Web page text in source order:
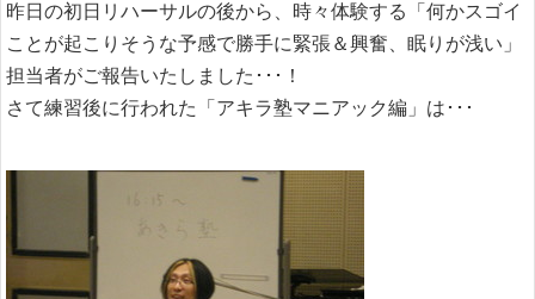
昨日の初日リハーサルの後から、時々体験する「何かスゴイ
ことが起こりそうな予感で勝手に緊張＆興奮、眠りが浅い」
担当者がご報告いたしました･･･！
さて練習後に行われた「アキラ塾マニアック編」は･･･